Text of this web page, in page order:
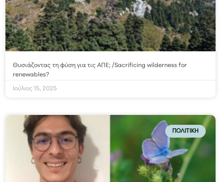
Θυσιάζοντας τη φύση για τις ΑΠΕ; /Sacrificing wilderness for
renewables?
Ιούλιος 15, 2025
ΠΟΛΙΤΙΚΉ